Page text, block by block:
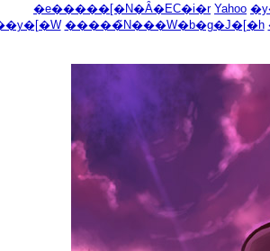
�e�����[�N�Ȃ�EC�i�r Yahoo
�����̃N���W�b�g�J�[�h